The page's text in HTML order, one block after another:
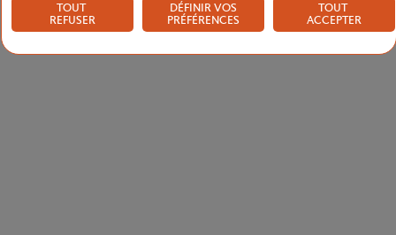
TOUT
REFUSER
DÉFINIR VOS
PRÉFÉRENCES
TOUT
ACCEPTER